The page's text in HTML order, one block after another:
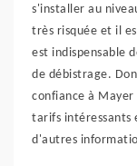
s'installer au
très risquée et il
est indispensable
de débistrage.
confiance à Mayer
tarifs intéressants
d'autres